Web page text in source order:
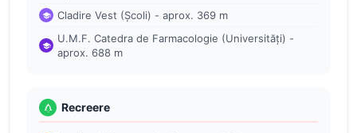
Cladire Vest (Școli) - aprox. 369 m
U.M.F. Catedra de Farmacologie (Universități) -
aprox. 688 m
Recreere